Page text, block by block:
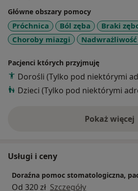
Główne obszary pomocy
Próchnica Ból zęba
Braki
Choroby miazgi
Pacjenci których przyjmuję
Dorośli (Tylko pod niektórymi
Dzieci (Tylko pod niektórymi
Pokaż więcej
o
Usługi i ceny
Doraźna pomoc stomatologiczna,
Od 320 zł Szczegóły